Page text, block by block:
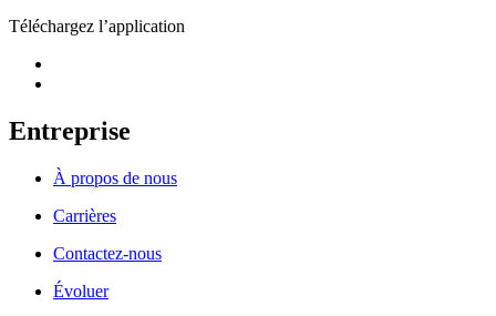
Téléchargez l’application
Entreprise
À propos de nous
Carrières
Contactez-nous
Évoluer